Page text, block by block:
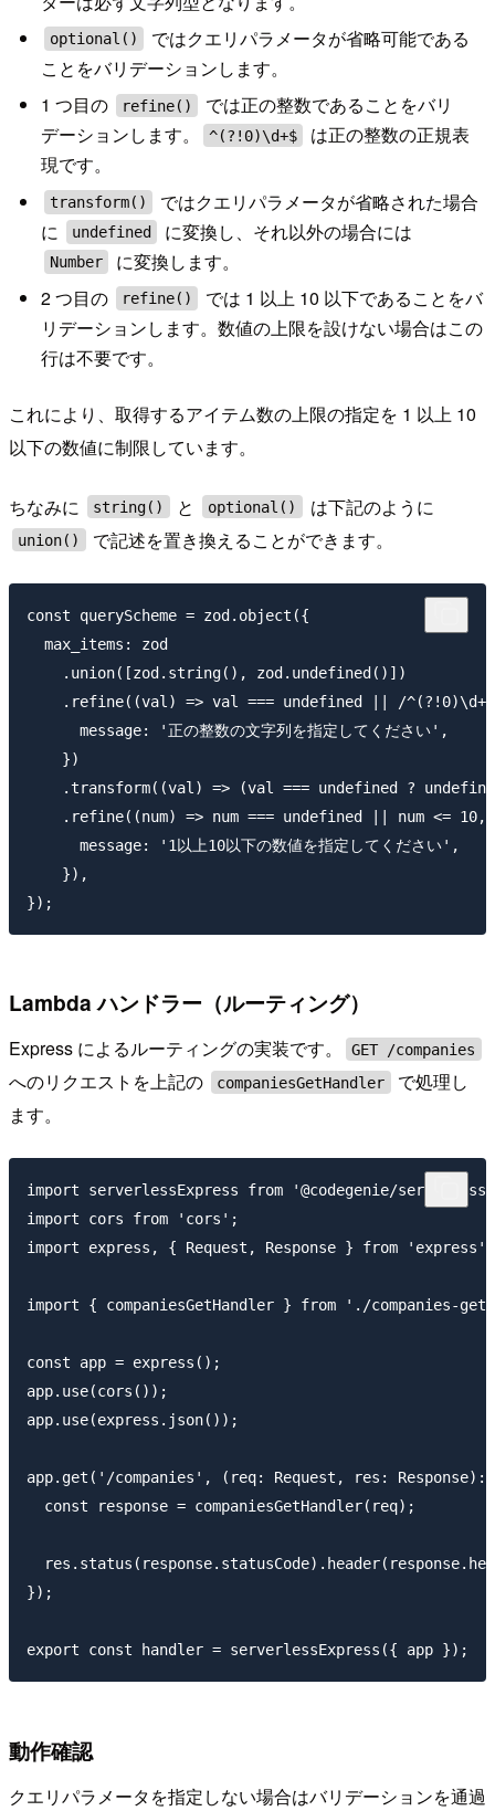
optional()
ではクエリパラメータが省略可能である
ことをバリデーションします。
1 つ目の
refine()
では正の整数であることをバリ
デーションします。
^(?!0)\d+$
は正の整数の正規表
現です。
transform()
ではクエリパラメータが省略された場合
に
undefined に変換し、それ以外の場合には
Number
に変換します。
2 つ目の
refine()
では 1 以上 10 以下であることをバ
リデーションします。数値の上限を設けない場合はこの
行は不要です。
これにより、取得するアイテム数の上限の指定を 1 以上 10
以下の数値に制限しています。
ちなみに string() と optional() は下記のように
union() で記述を置き換えることができます。
const queryScheme = zod.object({
  max_items: zod
    .union([zod.string(), zod.undefined()])
.refine((val) => val === undefined || /
      message: '正の整数の文字列を指定してください',
    })
.transform((val) => (val === undefined ?
.refine((num) => num === undefined || num <= 10,
      message: '1以上10以下の数値を指定してください',
    }),
Lambda ハンドラー（ルーティング）
Express によるルーティングの実装です。 GET /companies
へのリクエストを上記の companiesGetHandler
で処理し
ます。
import serverlessExpress from '@codegenie/
import cors from 'cors';
import express, { Request, Response } from 'express';
import { companiesGetHandler } from './companies-
const app = express();
app.use(cors());
app.use(express.json());
app.get('/companies', (req: Request, res:
  const response = companiesGetHandler(req);
});
動作確認
クエリパラメータを指定しない場合はバリデーションを通過